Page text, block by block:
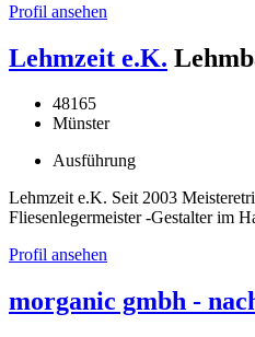
Profil ansehen
Lehmzeit e.K.
48165
Münster
Ausführung
Lehmzeit e.K. Seit 2003
Fliesenlegermeister -Gestalter im
Profil ansehen
morganic gmbh -